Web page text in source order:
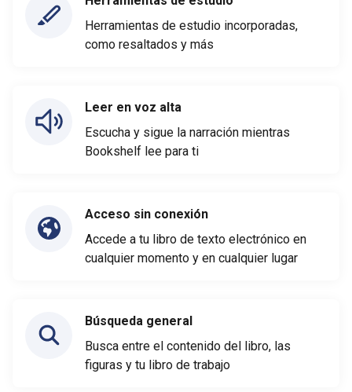
Herramientas de estudio incorporadas,
como resaltados y más
Leer en voz alta
Escucha y sigue la narración mientras
Bookshelf lee para ti
Acceso sin conexión
Accede a tu libro de texto electrónico en
cualquier momento y en cualquier lugar
Búsqueda general
Busca entre el contenido del libro, las
figuras y tu libro de trabajo